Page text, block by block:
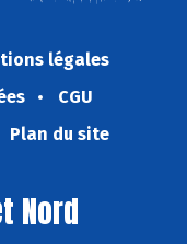
légales
CGU
Plan du site
Nord